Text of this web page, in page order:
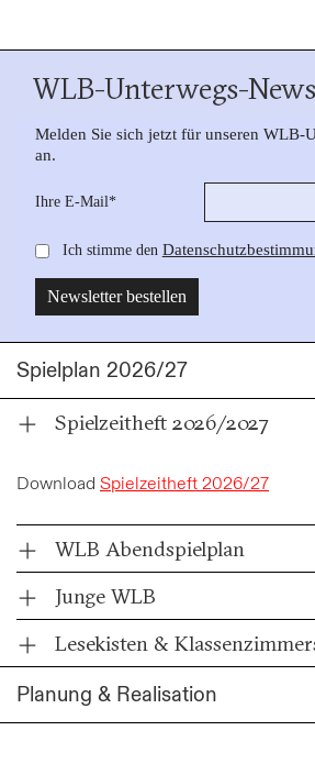
WLB-Unterwegs-
Spielplan 2026/27
Spielzeitheft 2026/2027
Download Spielzeitheft 2026/27
WLB Abendspielplan
Junge WLB
Lesekisten &
Planung & Realisation